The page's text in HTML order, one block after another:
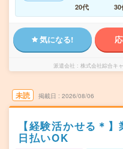
20代
30
気になる!
派遣会社 株式会社綜合キ
未読 掲載日 2026/08/06
【経験活かせる＊
日払いOK